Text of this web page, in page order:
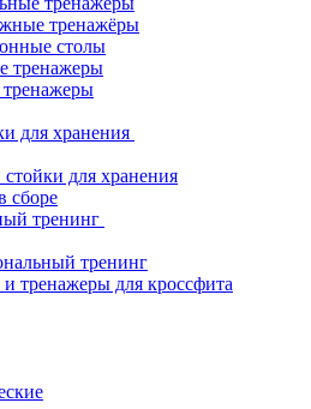
тренажёры
столы
тренажеры
для хранения
для хранения
сборе
тренинг
тренинг
тренажеры для кроссфита